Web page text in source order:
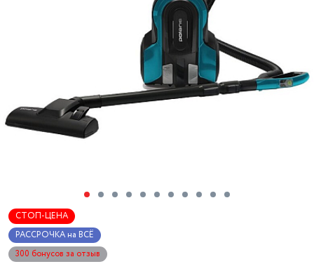
СТОП-ЦЕНА
РАССРОЧКА на ВСЁ
300 бонусов за отзыв